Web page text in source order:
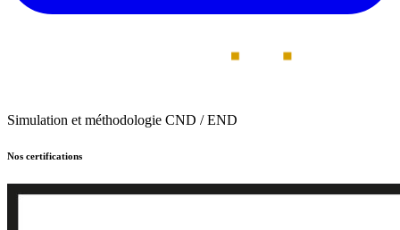
Simulation et méthodologie CND / END
Nos certifications